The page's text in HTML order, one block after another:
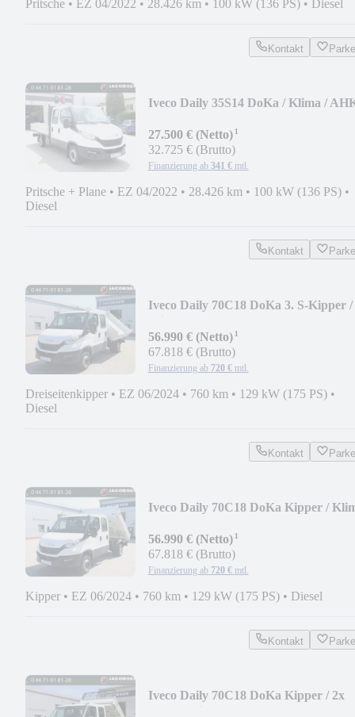
Pritsche • EZ 04/2022 • 28.426 km • 100 kW (136 PS) • Diesel
Kontakt
Iveco Daily 35S14 DoKa / Klima /
27.500 € (Netto)¹
32.725 € (Brutto)
Finanzierung ab 341 € mtl.
Pritsche + Plane • EZ 04/2022 • 28.426 km • 100 kW (136 PS) •
Diesel
Kontakt
Iveco Daily 70C18 DoKa 3. S-Kipper /
56.990 € (Netto)¹
67.818 € (Brutto)
Finanzierung ab 720 € mtl.
Dreiseitenkipper • EZ 06/2024 • 760 km • 129 kW (175 PS) •
Diesel
Kontakt
Iveco Daily 70C18 DoKa Kipper /
56.990 € (Netto)¹
67.818 € (Brutto)
Finanzierung ab 720 € mtl.
Kipper • EZ 06/2024 • 760 km • 129 kW (175 PS) • Diesel
Kontakt
Iveco Daily 70C18 DoKa Kipper / 2x